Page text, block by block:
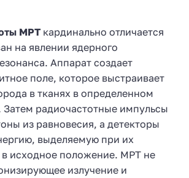
МРТ кардинально отличается
на явлении ядерного
Аппарат создает
поле, которое выстраивает
в тканях в определенном
Затем радиочастотные импульсы
из равновесия, а детекторы
выделяемую при их
исходное положение. МРТ не
излучение и